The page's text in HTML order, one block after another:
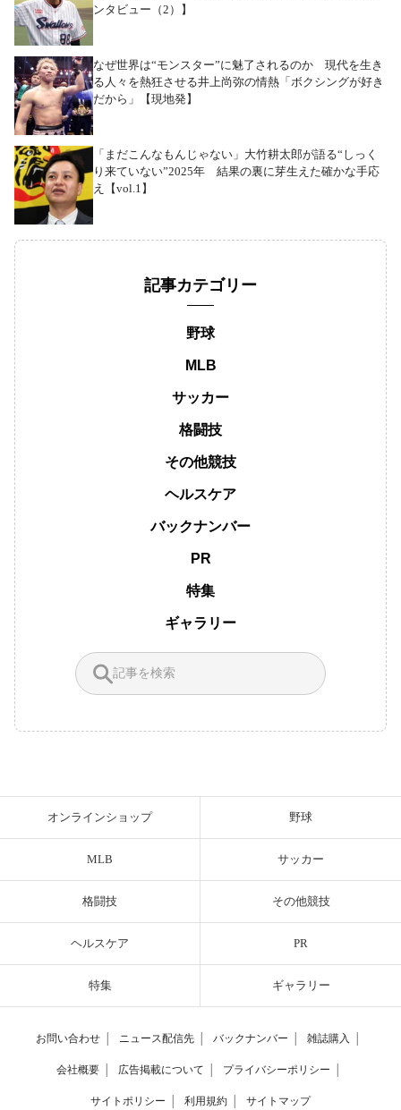
ンタビュー（2）】
なぜ世界は“モンスター”に魅了されるのか 現代を生き
る人々を熱狂させる井上尚弥の情熱「ボクシングが好き
だから」【現地発】
「まだこんなもんじゃない」大竹耕太郎が語る“しっく
り来ていない”2025年 結果の裏に芽生えた確かな手応
え【vol.1】
記事カテゴリー
野球
MLB
サッカー
格闘技
その他競技
ヘルスケア
バックナンバー
PR
特集
ギャラリー
オンラインショップ 野球
MLB サッカー
格闘技 その他競技
ヘルスケア PR
特集 ギャラリー
お問い合わせ ニュース配信先 バックナンバー 雑誌購入
会社概要 広告掲載について プライバシーポリシー
サイトポリシー 利用規約 サイトマップ